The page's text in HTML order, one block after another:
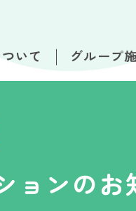
いて グループ
ョンのお